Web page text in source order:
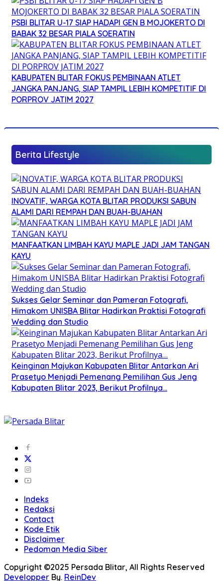
PSBI BLITAR U-17 SIAP HADAPI GEN B MOJOKERTO DI
BABAK 32 BESAR PIALA SOERATIN
KABUPATEN BLITAR FOKUS PEMBINAAN ATLET
JANGKA PANJANG, SIAP TAMPIL LEBIH KOMPETITIF DI
PORPROV JATIM 2027
Berita Lifestyle
INOVATIF, WARGA KOTA BLITAR PRODUKSI SABUN
ALAMI DARI REMPAH DAN BUAH-BUAHAN
MANFAATKAN LIMBAH KAYU MAPLE JADI JAM TANGAN
KAYU
Sukses Gelar Seminar dan Pameran Fotografi,
Himakom UNISBA Blitar Hadirkan Praktisi Fotografi
Wedding dan Studio
Keinginan Majukan Kabupaten Blitar Antarkan Ari
Prasetyo Menjadi Pemenang Pemilihan Gus Jeng
Kabupaten Blitar 2023, Berikut Profilnya…
Indeks
Redaksi
Contact
Kode Etik
Disclaimer
Pedoman Media Siber
Copyright ©2025 Persada Blitar, All Rights Reserved
Developper By. ReinDev